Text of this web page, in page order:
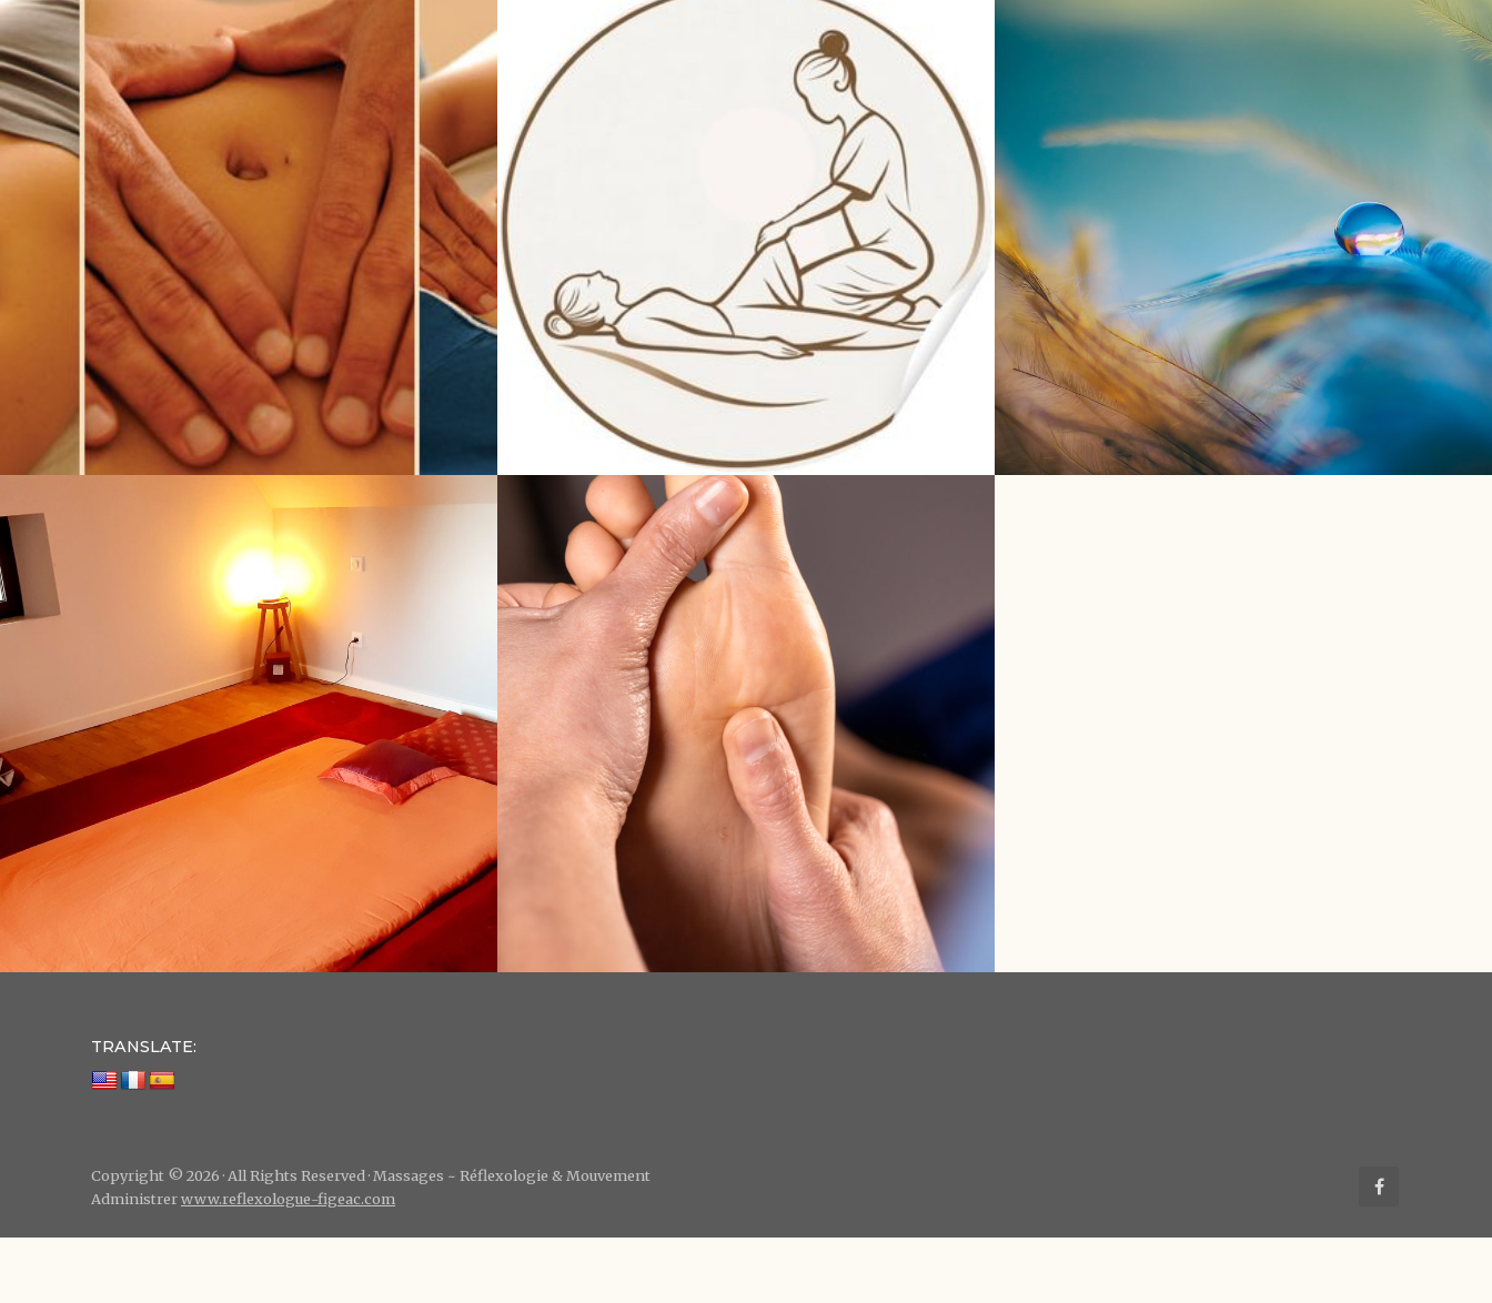
TRANSLATE:
Copyright © 2026 · All Rights Reserved · Massages ~ Réflexologie & Mouvement
Administrerwww.reflexologue-figeac.com